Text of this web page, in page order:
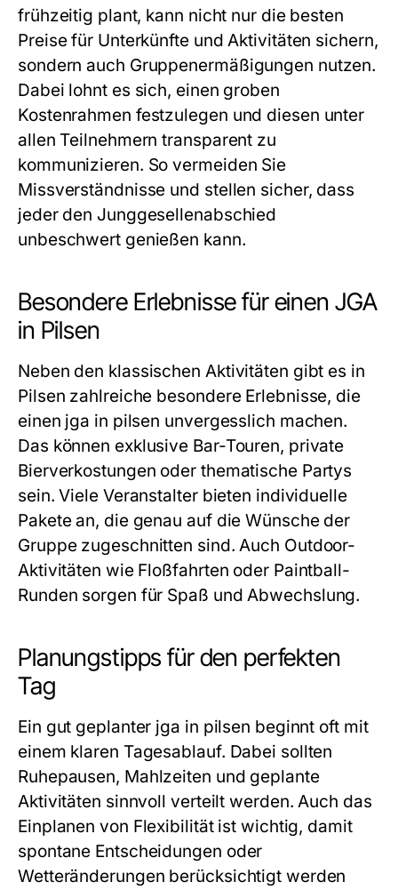
frühzeitig plant, kann nicht nur die besten
Preise für Unterkünfte und Aktivitäten sichern,
sondern auch Gruppenermäßigungen nutzen.
Dabei lohnt es sich, einen groben
Kostenrahmen festzulegen und diesen unter
allen Teilnehmern transparent zu
kommunizieren. So vermeiden Sie
Missverständnisse und stellen sicher, dass
jeder den Junggesellenabschied
unbeschwert genießen kann.
Besondere Erlebnisse für einen JGA
in Pilsen
Neben den klassischen Aktivitäten gibt es in
Pilsen zahlreiche besondere Erlebnisse, die
einen jga in pilsen unvergesslich machen.
Das können exklusive Bar-Touren, private
Bierverkostungen oder thematische Partys
sein. Viele Veranstalter bieten individuelle
Pakete an, die genau auf die Wünsche der
Gruppe zugeschnitten sind. Auch Outdoor-
Aktivitäten wie Floßfahrten oder Paintball-
Runden sorgen für Spaß und Abwechslung.
Planungstipps für den perfekten
Tag
Ein gut geplanter jga in pilsen beginnt oft mit
einem klaren Tagesablauf. Dabei sollten
Ruhepausen, Mahlzeiten und geplante
Aktivitäten sinnvoll verteilt werden. Auch das
Einplanen von Flexibilität ist wichtig, damit
spontane Entscheidungen oder
Wetteränderungen berücksichtigt werden